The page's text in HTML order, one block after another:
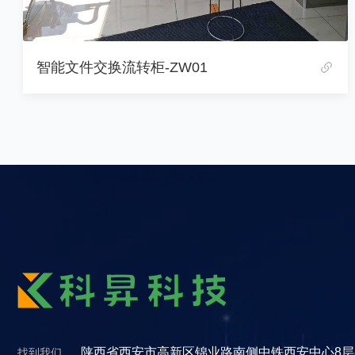
24小时自助智能文件交换柜-ZW04
找到我们 陕西省西安市高新区锦业路南侧中铁西安中心8